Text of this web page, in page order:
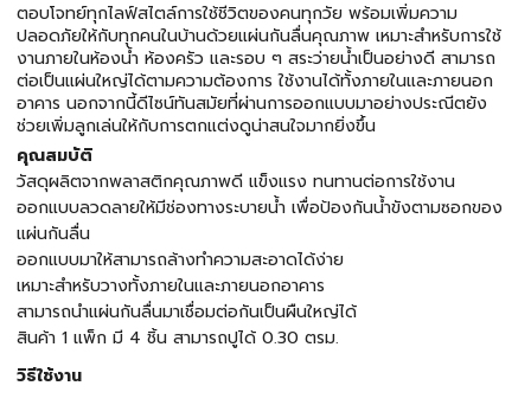
ตอบโจทย์ทุกไลฟ์สไตล์การใช้ชีวิตของคนทุกวัย พร้อมเพิ่มความ
ปลอดภัยให้กับทุกคนในบ้านด้วยแผ่นกันลื่นคุณภาพ เหมาะสำหรับการใช้
งานภายในห้องน้ำ ห้องครัว และรอบ ๆ สระว่ายน้ำเป็นอย่างดี สามารถ
ต่อเป็นแผ่นใหญ่ได้ตามความต้องการ ใช้งานได้ทั้งภายในและภายนอก
อาคาร นอกจากนี้ดีไซน์ทันสมัยที่ผ่านการออกแบบมาอย่างประณีตยัง
ช่วยเพิ่มลูกเล่นให้กับการตกแต่งดูน่าสนใจมากยิ่งขึ้น
คุณสมบัติ
วัสดุผลิตจากพลาสติกคุณภาพดี แข็งแรง ทนทานต่อการใช้งาน
ออกแบบลวดลายให้มีช่องทางระบายน้ำ เพื่อป้องกันน้ำขังตามซอกของ
แผ่นกันลื่น
ออกแบบมาให้สามารถล้างทำความสะอาดได้ง่าย
เหมาะสำหรับวางทั้งภายในและภายนอกอาคาร
สามารถนำแผ่นกันลื่นมาเชื่อมต่อกันเป็นผืนใหญ่ได้
สินค้า 1 แพ็ก มี 4 ชิ้น สามารถปูได้ 0.30 ตรม.
วิธีใช้งาน